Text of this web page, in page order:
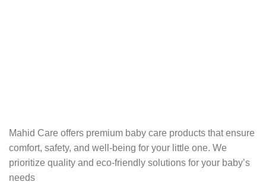
Mahid Care offers premium baby care products that ensure
comfort, safety, and well-being for your little one. We
prioritize quality and eco-friendly solutions for your baby’s
needs